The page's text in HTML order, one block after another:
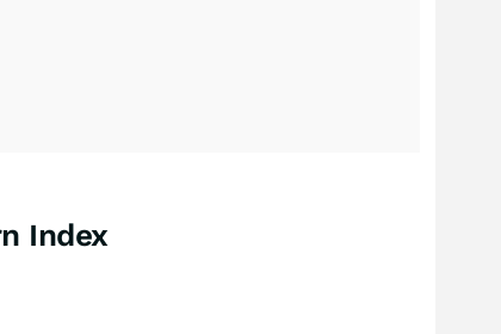
Index